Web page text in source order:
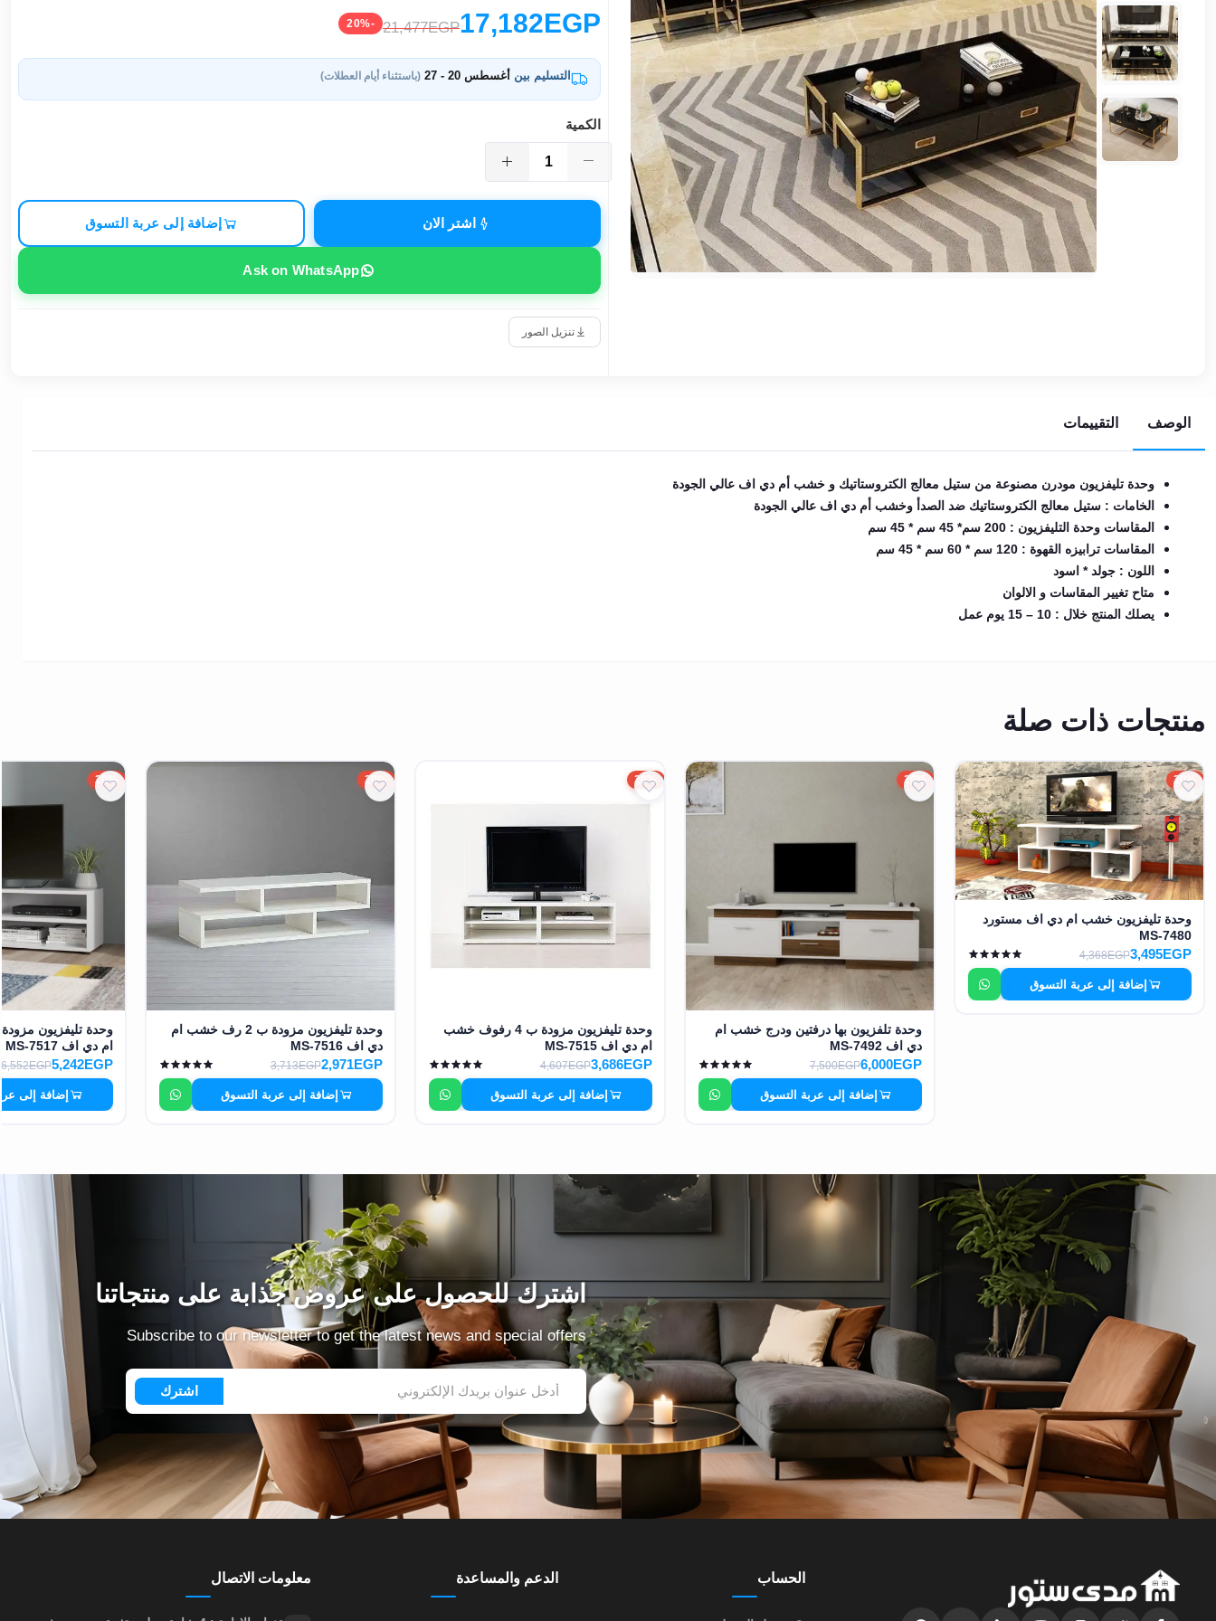
أثاث
كافيهات
ومطاعم
وفنادق
حواجز
EN
تسجيل
الدخول
اشترك
الآن
17,182EGP
21,477EGP
-20%
التسليم بين أغسطس 20 - 27 (باستثناء أيام العطلات)
الكمية
اشتر الان إضافة إلى عربة التسوق
Ask on WhatsApp
تنزيل الصور
الوصف التقييمات
وحدة تليفزيون مودرن مصنوعة من ستيل معالج الكتروستاتيك و خشب أم دي اف عالي الجودة
الخامات : ستيل معالج الكتروستاتيك ضد الصدأ وخشب أم دي اف عالي الجودة
المقاسات وحدة التليفزيون : 200 سم* 45 سم * 45 سم
المقاسات ترابيزه القهوة : 120 سم * 60 سم * 45 سم
اللون : جولد * اسود
متاح تغيير المقاسات و الالوان
يصلك المنتج خلال : 10 – 15 يوم عمل
منتجات ذات صلة
20%
وحدة تليفزيون خشب ام دي اف مستورد
MS-7480
3,495EGP
4,368EGP
إضافة إلى عربة التسوق
20%
وحدة تلفزيون بها درفتين ودرج خشب ام
دي اف MS-7492
6,000EGP
7,500EGP
إضافة إلى عربة التسوق
20%
وحدة تليفزيون مزودة ب 4 رفوف خشب
ام دي اف MS-7515
3,686EGP
4,607EGP
إضافة إلى عربة التسوق
20%
وحدة تليفزيون مزودة ب 2 رف خشب ام
دي اف MS-7516
2,971EGP
3,713EGP
إضافة إلى عربة التسوق
20%
وحدة تليفزيون
ام دي اف MS-7517
5,242EGP
6,552EGP
إضافة إلى
اشترك للحصول على عروض جذابة على منتجاتنا
Subscribe to our newsletter to get the latest news and special offers
اشترك
الحساب الدعم والمساعدة معلومات الاتصال